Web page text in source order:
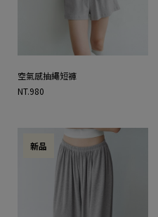
空氣感抽繩短褲
NT.980
新品